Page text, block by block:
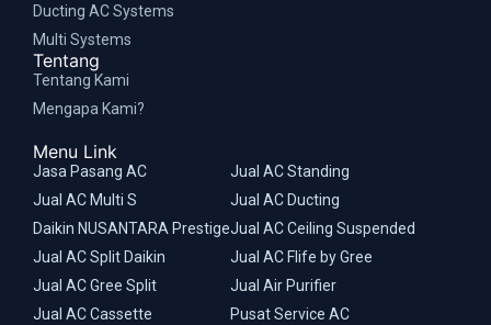
Ducting AC Systems
Multi Systems
Tentang
Tentang Kami
Mengapa Kami?
Menu Link
Jasa Pasang AC
Jual AC Multi S
Daikin NUSANTARA Prestige
Jual AC Split Daikin
Jual AC Gree Split
Jual AC Cassette
Jual AC Standing
Jual AC Ducting
Jual AC Ceiling Suspended
Jual AC Flife by Gree
Jual Air Purifier
Pusat Service AC